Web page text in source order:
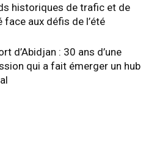
historiques de trafic et de
face aux défis de l’été
d’Abidjan : 30 ans d’une
qui a fait émerger un hub